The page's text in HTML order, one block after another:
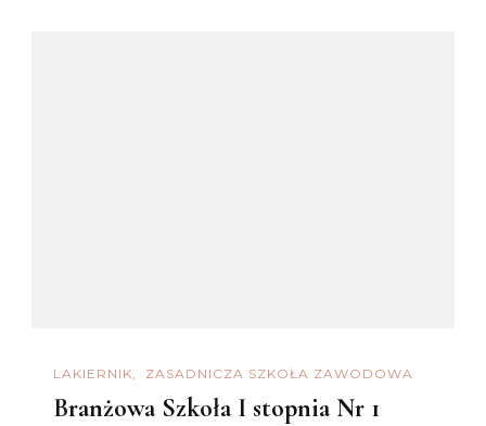
LAKIERNIK ZASADNICZA SZKOŁA ZAWODOWA
Branżowa Szkoła I stopnia Nr 1